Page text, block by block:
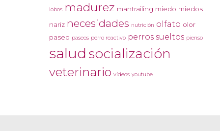
lobos madurez mantrailing miedo miedos
nariz necesidades nutrición olfato olor
paseo paseos perro reactivo perros sueltos pienso
salud socialización
veterinario vídeos youtube